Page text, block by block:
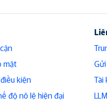
mật
kiện
độ nô lệ hiện đại
Tài